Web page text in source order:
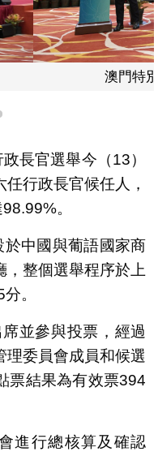
政長官選舉
長官選舉今（13）
行政長官候任人，
。
中國與葡語國家商
，整個選舉程序於上
。
並參與投票，經過
理委員會成員和候選
票結果為有效票394
進行總核算及確認